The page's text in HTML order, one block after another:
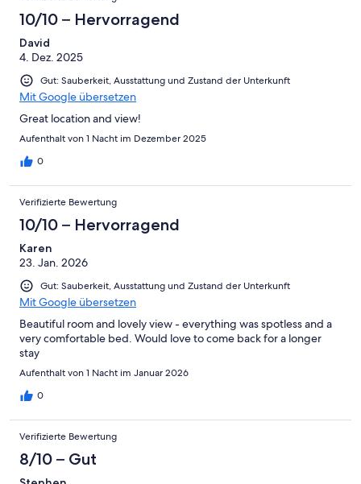
10/10 – Hervorragend
David
4. Dez. 2025
Gut: Sauberkeit, Ausstattung und Zustand der Unterkunft
Mit Google übersetzen
Great location and view!
Aufenthalt von 1 Nacht im Dezember 2025
0
Verifizierte Bewertung
10/10 – Hervorragend
Karen
23. Jan. 2026
Gut: Sauberkeit, Ausstattung und Zustand der Unterkunft
Mit Google übersetzen
Beautiful room and lovely view - everything was spotless and a
very comfortable bed. Would love to come back for a longer
stay
Aufenthalt von 1 Nacht im Januar 2026
0
Verifizierte Bewertung
8/10 – Gut